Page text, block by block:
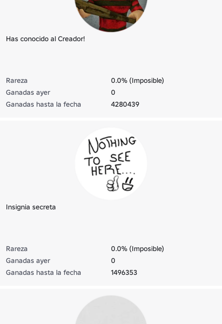
Has conocido al Creador!
Rareza
0.0% (Imposible)
Ganadas ayer
0
Ganadas hasta la fecha
4280439
Insignia secreta
Rareza
0.0% (Imposible)
Ganadas ayer
0
Ganadas hasta la fecha
1496353